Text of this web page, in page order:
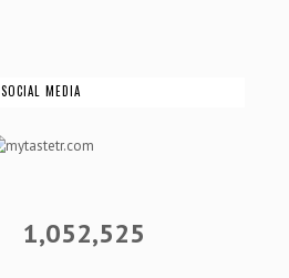
SOCIAL MEDIA
1,052,525